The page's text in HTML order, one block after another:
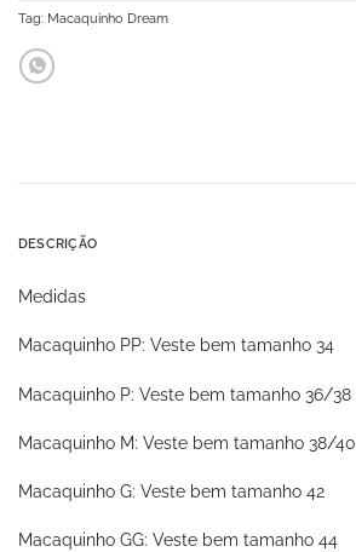
Tag: Macaquinho Dream
DESCRIÇÃO
Medidas
Macaquinho PP: Veste bem tamanho 34
Macaquinho P: Veste bem tamanho 36/38
Macaquinho M: Veste bem tamanho 38/40
Macaquinho G: Veste bem tamanho 42
Macaquinho GG: Veste bem tamanho 44